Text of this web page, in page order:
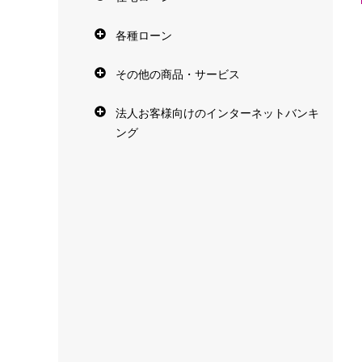
各種ローン
その他の商品・サービス
法人お客様向けのインターネットバンキ
ング